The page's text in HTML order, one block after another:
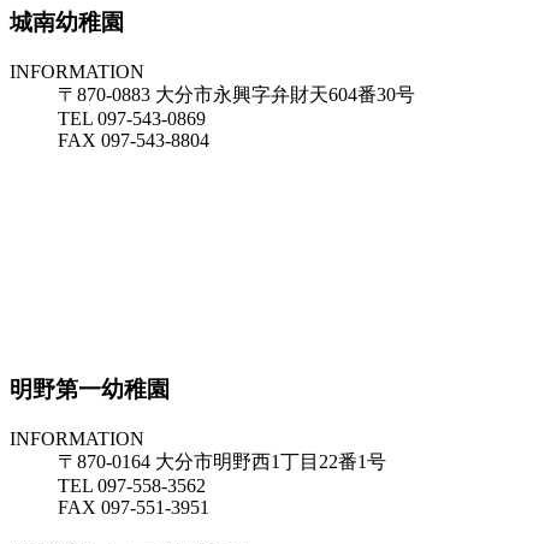
城南幼稚園
INFORMATION
〒870-0883 大分市永興字弁財天604番30号
TEL 097-543-0869
FAX 097-543-8804
明野第一幼稚園
INFORMATION
〒870-0164 大分市明野西1丁目22番1号
TEL 097-558-3562
FAX 097-551-3951